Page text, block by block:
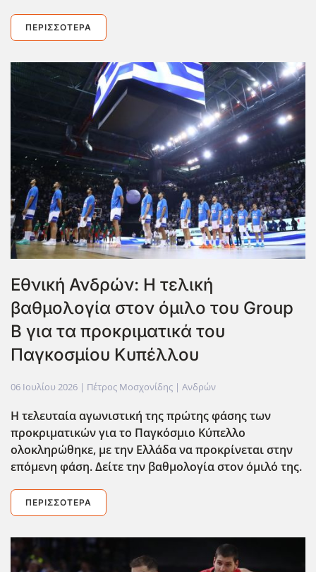
ΠΕΡΙΣΣΌΤΕΡΑ
Εθνική Ανδρών: Η τελική
βαθμολογία στον όμιλο του Group
B για τα προκριματικά του
Παγκοσμίου Κυπέλλου
06 Ιουλίου 2026 | Πέτρος Μοσχονίδης | Ανδρών
Η τελευταία αγωνιστική της πρώτης φάσης των
προκριματικών για το Παγκόσμιο Κύπελλο
ολοκληρώθηκε, με την Ελλάδα να προκρίνεται στην
επόμενη φάση. Δείτε την βαθμολογία στον όμιλό της.
ΠΕΡΙΣΣΌΤΕΡΑ